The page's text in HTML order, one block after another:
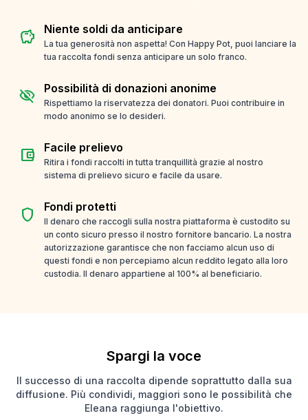
savings Niente soldi da anticipare
La tua generosità non aspetta! Con Happy Pot, puoi lanciare la
tua raccolta fondi senza anticipare un solo franco.
visibility_off Possibilità di donazioni anonime
Rispettiamo la riservatezza dei donatori. Puoi contribuire in
modo anonimo se lo desideri.
account_balance_wallet Facile prelievo
Ritira i fondi raccolti in tutta tranquillità grazie al nostro
sistema di prelievo sicuro e facile da usare.
shield Fondi protetti
Il denaro che raccogli sulla nostra piattaforma è custodito su
un conto sicuro presso il nostro fornitore bancario. La nostra
autorizzazione garantisce che non facciamo alcun uso di
questi fondi e non percepiamo alcun reddito legato alla loro
custodia. Il denaro appartiene al 100% al beneficiario.
Spargi la voce
Il successo di una raccolta dipende soprattutto dalla sua
diffusione. Più condividi, maggiori sono le possibilità che
Eleana raggiunga l'obiettivo.